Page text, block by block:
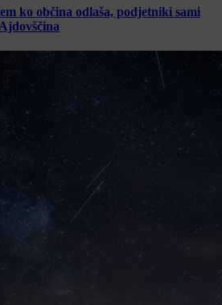
ko občina odlaša, podjetniki sami